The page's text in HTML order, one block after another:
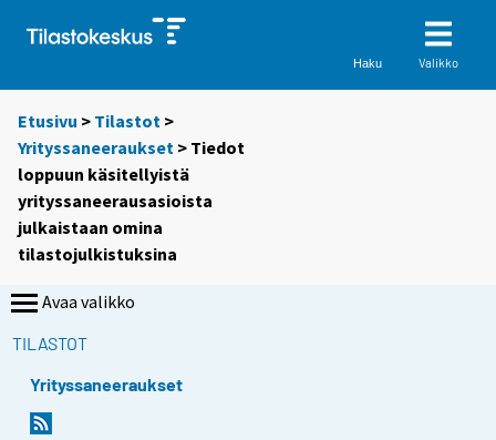
Haku Valikko
Etusivu > Tilastot >
Yrityssaneeraukset > Tiedot
loppuun käsitellyistä
yrityssaneerausasioista
julkaistaan omina
tilastojulkistuksina
Avaa valikko
TILASTOT
Yrityssaneeraukset